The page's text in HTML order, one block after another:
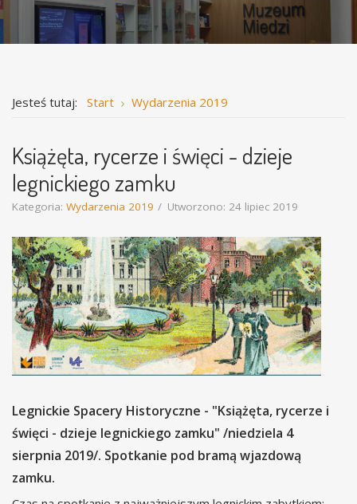
Jesteś tutaj: Start Wydarzenia 2019
Książęta, rycerze i święci - dzieje
legnickiego zamku
Kategoria: Wydarzenia 2019 Utworzono: 24 lipiec 2019
Legnickie Spacery Historyczne - "Książęta, rycerze i
święci - dzieje legnickiego zamku" /niedziela 4
sierpnia 2019/. Spotkanie pod bramą wjazdową
zamku.